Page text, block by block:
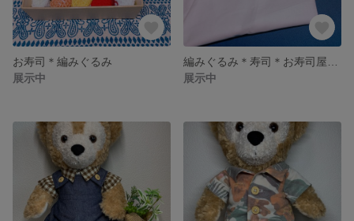
お寿司＊編みぐるみ
展示中
展示中